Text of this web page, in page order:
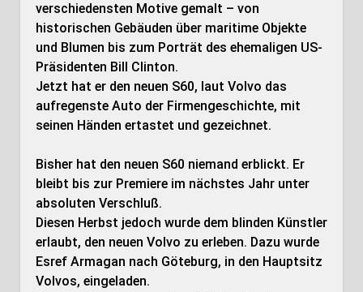
verschiedensten Motive gemalt – von
historischen Gebäuden über maritime Objekte
und Blumen bis zum Porträt des ehemaligen US-
Präsidenten Bill Clinton.
Jetzt hat er den neuen S60, laut Volvo das
aufregenste Auto der Firmengeschichte, mit
seinen Händen ertastet und gezeichnet.
Bisher hat den neuen S60 niemand erblickt. Er
bleibt bis zur Premiere im nächstes Jahr unter
absoluten Verschluß.
Diesen Herbst jedoch wurde dem blinden Künstler
erlaubt, den neuen Volvo zu erleben. Dazu wurde
Esref Armagan nach Göteburg, in den Hauptsitz
Volvos, eingeladen.